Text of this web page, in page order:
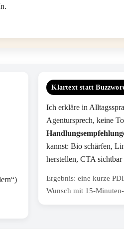
Klartext statt
Ich erkläre in
Agentursprech, keine
kannst: Bio schärfen,
herstellen, CTA sichtbar
Ergebnis: eine kurze
Wunsch mit 15-